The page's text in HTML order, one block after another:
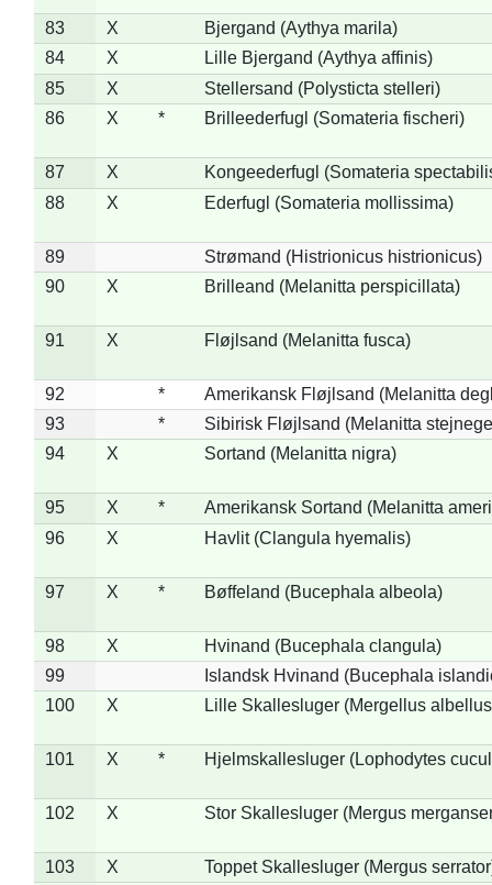
83 X
Bjergand (Aythya marila)
84
X
Lille Bjergand (Aythya affinis)
85
X
Stellersand (Polysticta stelleri)
86
X * Brilleederfugl (Somateria fischeri)
87 X
Kongeederfugl (Somateria
88
X Ederfugl (Somateria mollissima)
89
Strømand (Histrionicus histrionicus)
90
X Brilleand (Melanitta perspicillata)
91 X Fløjlsand (Melanitta fusca)
92 *
Amerikansk Fløjlsand (Melanitta
93
*
Sibirisk Fløjlsand (Melanitta
94
X Sortand (Melanitta nigra)
95 X *
Amerikansk Sortand (Melanitta
96
X Havlit (Clangula hyemalis)
97 X * Bøffeland (Bucephala albeola)
98 X
Hvinand (Bucephala clangula)
99
Islandsk Hvinand (Bucephala
100
X Lille Skallesluger (Mergellus
101 X * Hjelmskallesluger (Lophodytes
102 X Stor Skallesluger (Mergus
103 X
Toppet Skallesluger (Mergus